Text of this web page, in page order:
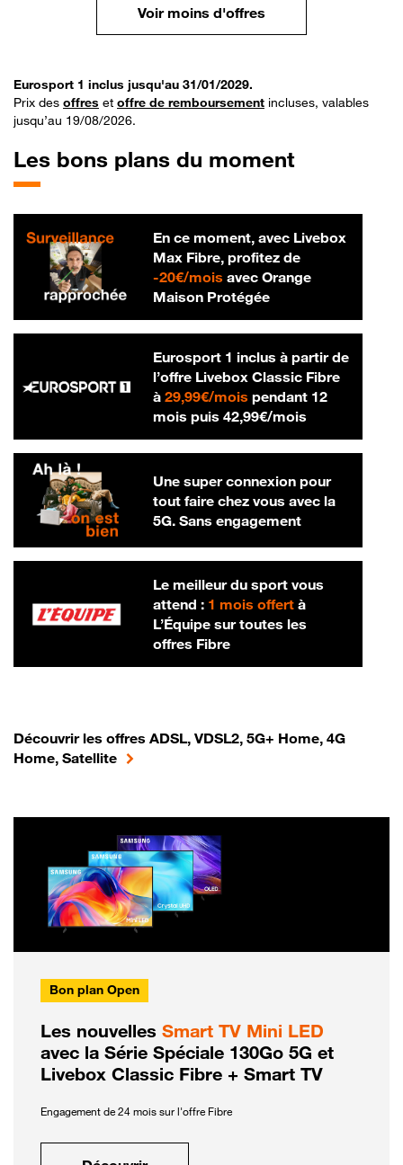
Voir moins d'offres
Eurosport 1 inclus jusqu'au 31/01/2029.
Prix des offres et offre de remboursement incluses, valables
jusqu’au 19/08/2026.
Les bons plans du moment
En ce moment, avec Livebox
Max Fibre, profitez de
-20€/mois20 € par mois
avec Orange
Maison Protégée
Eurosport 1 inclus à partir de
l’offre Livebox Classic Fibre
à 29,99€/mois29,99 € par mois
pendant 12
mois puis 42,99€/mois42,99 € par
Une super connexion pour
tout faire chez vous avec la
5G. Sans engagement
Le meilleur du sport vous
attend : 1 mois offertà
L’Équipe sur toutes les
offres Fibre
Découvrir les offres ADSL, VDSL2, 5G+ Home, 4G
Home, Satellite
Bon plan Open
Les nouvelles Smart TV Mini LED
avec la Série Spéciale 130Go 5G et
Livebox Classic Fibre + Smart TV
Engagement de 24 mois sur l'offre Fibre